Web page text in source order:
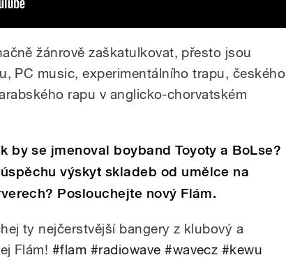
žánrově zaškatulkovat, přesto jsou
PC music, experimentálního trapu, českého
rapu v anglicko-chorvatském
by se jmenoval boyband Toyoty a BoLse?
výskyt skladeb od umělce na
Poslouchejte nový Flám.
ty nejčerstvější bangery z klubový a
Flám! #flam #radiowave #wavecz #kewu